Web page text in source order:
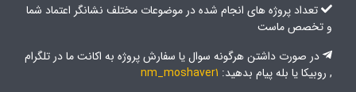
تعداد پروژه های انجام شده در موضوعات مختلف نشانگر اعتماد شما
و تخصص ماست
در صورت داشتن هرگونه سوال یا سفارش پروژه به اکانت ما در تلگرام
, روبیکا یا بله پیام بدهید: nm_moshaver1